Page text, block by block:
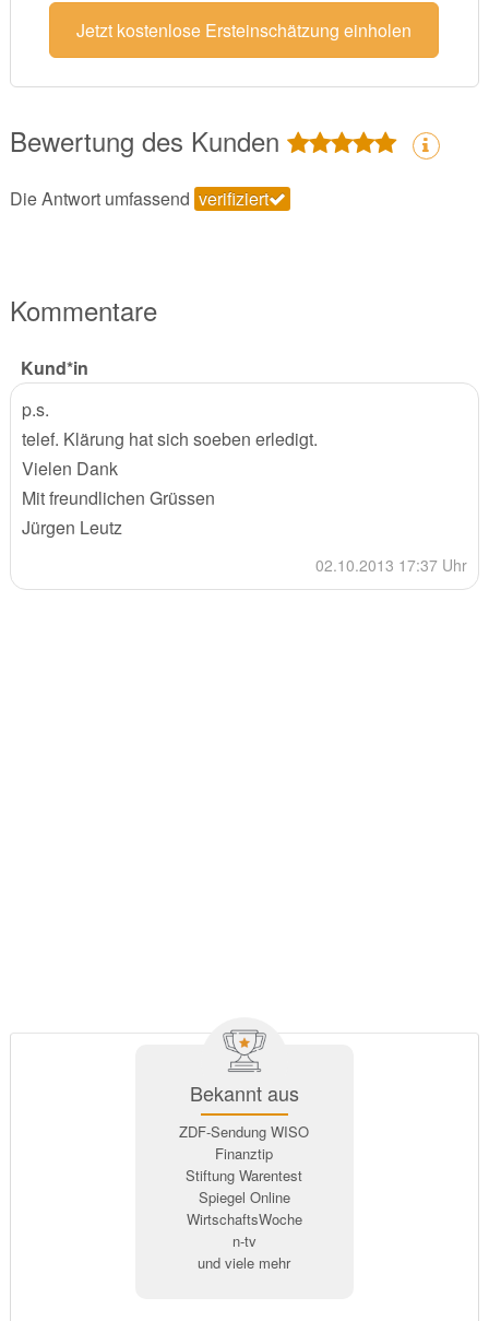
Jetzt kostenlose Ersteinschätzung einholen
Bewertung des Kunden
Die Antwort umfassend verifiziert
Kommentare
Kund*in
p.s.
telef. Klärung hat sich soeben erledigt.
Vielen Dank
Mit freundlichen Grüssen
Jürgen Leutz
02.10.2013 17:37 Uhr
Bekannt aus
ZDF-Sendung WISO
Finanztip
Stiftung Warentest
Spiegel Online
WirtschaftsWoche
n-tv
und viele mehr